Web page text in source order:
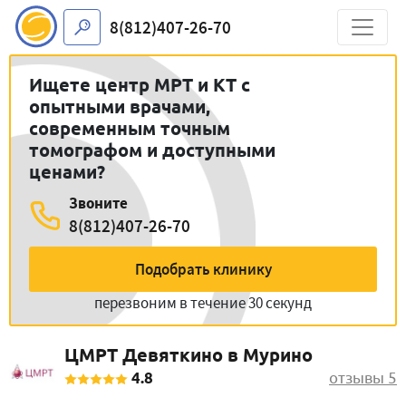
8(812)407-26-70
Ищете центр МРТ и КТ с
опытными врачами,
современным точным
томографом и доступными
ценами?
Звоните
8(812)407-26-70
Подобрать клинику
перезвоним в течение 30 секунд
ЦМРТ Девяткино в Мурино
4.8 отзывы 5